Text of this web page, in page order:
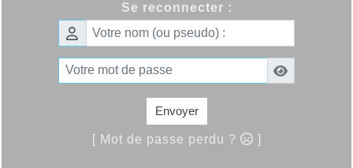
Se reconnecter :
Envoyer
[ Mot de passe perdu ? ]